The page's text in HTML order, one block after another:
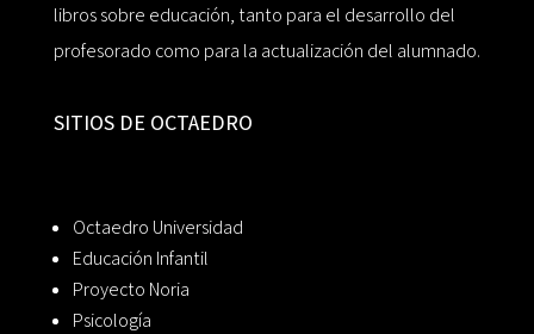
libros sobre educación, tanto para el desarrollo del
profesorado como para la actualización del alumnado.
SITIOS DE OCTAEDRO
Octaedro Universidad
Educación Infantil
Proyecto Noria
Psicología